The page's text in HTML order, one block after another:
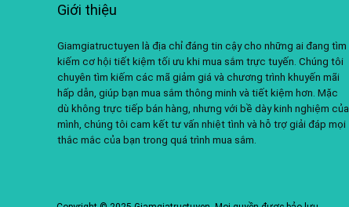
Giới thiệu
Giamgiatructuyen là địa chỉ đáng tin cậy cho những ai đang tìm
kiếm cơ hội tiết kiệm tối ưu khi mua sắm trực tuyến. Chúng tôi
chuyên tìm kiếm các mã giảm giá và chương trình khuyến mãi
hấp dẫn, giúp bạn mua sắm thông minh và tiết kiệm hơn. Mặc
dù không trực tiếp bán hàng, nhưng với bề dày kinh nghiệm của
mình, chúng tôi cam kết tư vấn nhiệt tình và hỗ trợ giải đáp mọi
thắc mắc của bạn trong quá trình mua sắm.